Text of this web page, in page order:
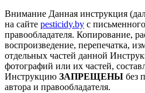
Внимание Данная инструкция
на сайте pesticidy.by с
правообладателя. Копирование,
воспроизведение, перепечатка,
отдельных частей данной
фотографий или их частей,
Инструкцию ЗАПРЕЩЕНЫ без
автора и правообладателя.